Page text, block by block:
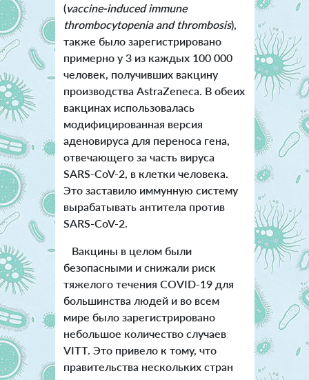
(vaccine-induced immune
thrombocytopenia and thrombosis),
также было зарегистрировано
примерно у 3 из каждых 100 000
человек, получивших вакцину
производства AstraZeneca. В обеих
вакцинах использовалась
модифицированная версия
аденовируса для переноса гена,
отвечающего за часть вируса
SARS-CoV-2, в клетки человека.
Это заставило иммунную систему
вырабатывать антитела против
SARS-CoV-2.
Вакцины в целом были
безопасными и снижали риск
тяжелого течения COVID-19 для
большинства людей и во всем
мире было зарегистрировано
небольшое количество случаев
VITT. Это привело к тому, что
правительства нескольких стран